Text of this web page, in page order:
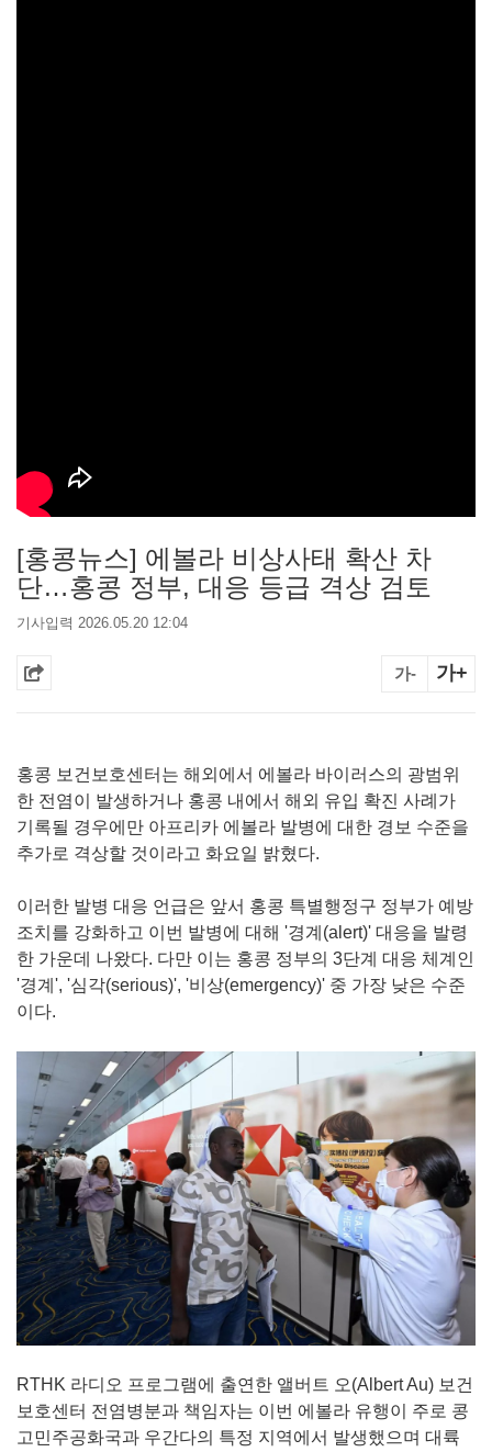
[홍콩뉴스] 에볼라 비상사태 확산 차
단…홍콩 정부, 대응 등급 격상 검토
기사입력 2026.05.20 12:04
가- 가+
홍콩 보건보호센터는 해외에서 에볼라 바이러스의 광범위
한 전염이 발생하거나 홍콩 내에서 해외 유입 확진 사례가
기록될 경우에만 아프리카 에볼라 발병에 대한 경보 수준을
추가로 격상할 것이라고 화요일 밝혔다.
이러한 발병 대응 언급은 앞서 홍콩 특별행정구 정부가 예방
조치를 강화하고 이번 발병에 대해 '경계(alert)' 대응을 발령
한 가운데 나왔다. 다만 이는 홍콩 정부의 3단계 대응 체계인
'경계', '심각(serious)', '비상(emergency)' 중 가장 낮은 수준
이다.
RTHK 라디오 프로그램에 출연한 앨버트 오(Albert Au) 보건
보호센터 전염병분과 책임자는 이번 에볼라 유행이 주로 콩
고민주공화국과 우간다의 특정 지역에서 발생했으며 대륙